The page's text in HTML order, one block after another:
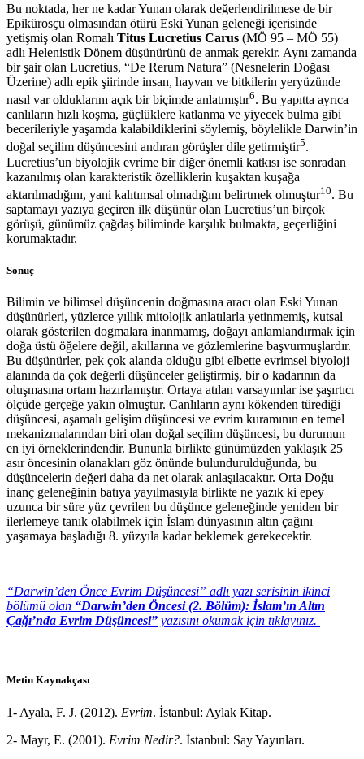
Bu noktada, her ne kadar Yunan olarak değerlendirilmese de bir
Epikürosçu olmasından ötürü Eski Yunan geleneği içerisinde
yetişmiş olan Romalı Titus Lucretius Carus (MÖ 95 – MÖ 55)
adlı Helenistik Dönem düşünürünü de anmak gerekir. Aynı zamanda
bir şair olan Lucretius, “De Rerum Natura” (Nesnelerin Doğası
Üzerine) adlı epik şiirinde insan, hayvan ve bitkilerin yeryüzünde
nasıl var olduklarını açık bir biçimde anlatmıştır6. Bu yapıtta ayrıca
canlıların hızlı koşma, güçlüklere katlanma ve yiyecek bulma gibi
becerileriyle yaşamda kalabildiklerini söylemiş, böylelikle Darwin’in
doğal seçilim düşüncesini andıran görüşler dile getirmiştir5.
Lucretius’un biyolojik evrime bir diğer önemli katkısı ise sonradan
kazanılmış olan karakteristik özelliklerin kuşaktan kuşağa
aktarılmadığını, yani kalıtımsal olmadığını belirtmek olmuştur10. Bu
saptamayı yazıya geçiren ilk düşünür olan Lucretius’un birçok
görüşü, günümüz çağdaş biliminde karşılık bulmakta, geçerliğini
korumaktadır.
Sonuç
Bilimin ve bilimsel düşüncenin doğmasına aracı olan Eski Yunan
düşünürleri, yüzlerce yıllık mitolojik anlatılarla yetinmemiş, kutsal
olarak gösterilen dogmalara inanmamış, doğayı anlamlandırmak için
doğa üstü öğelere değil, akıllarına ve gözlemlerine başvurmuşlardır.
Bu düşünürler, pek çok alanda olduğu gibi elbette evrimsel biyoloji
alanında da çok değerli düşünceler geliştirmiş, bir o kadarının da
oluşmasına ortam hazırlamıştır. Ortaya atılan varsayımlar ise şaşırtıcı
ölçüde gerçeğe yakın olmuştur. Canlıların aynı kökenden türediği
düşüncesi, aşamalı gelişim düşüncesi ve evrim kuramının en temel
mekanizmalarından biri olan doğal seçilim düşüncesi, bu durumun
en iyi örneklerindendir. Bununla birlikte günümüzden yaklaşık 25
asır öncesinin olanakları göz önünde bulundurulduğunda, bu
düşüncelerin değeri daha da net olarak anlaşılacaktır. Orta Doğu
inanç geleneğinin batıya yayılmasıyla birlikte ne yazık ki epey
uzunca bir süre yüz çevrilen bu düşünce geleneğinde yeniden bir
ilerlemeye tanık olabilmek için İslam dünyasının altın çağını
yaşamaya başladığı 8. yüzyıla kadar beklemek gerekecektir.
“Darwin’den Önce Evrim Düşüncesi” adlı yazı serisinin ikinci
bölümü olan “Darwin’den Öncesi (2. Bölüm): İslam’ın Altın
Çağı’nda Evrim Düşüncesi” yazısını okumak için tıklayınız.
Metin Kaynakçası
1- Ayala, F. J. (2012). Evrim. İstanbul: Aylak Kitap.
2- Mayr, E. (2001). Evrim Nedir?. İstanbul: Say Yayınları.